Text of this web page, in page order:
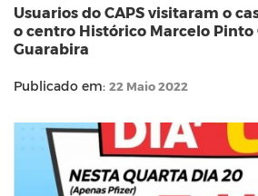
Usuarios do CAPS visitaram o
o centro Histórico Marcelo Pinto
Guarabira
Publicado em: 22 Maio 2022